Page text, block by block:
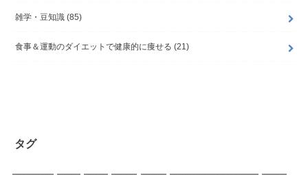
雑学・豆知識 (85)
食事＆運動のダイエットで健康的に痩せる (21)
タグ